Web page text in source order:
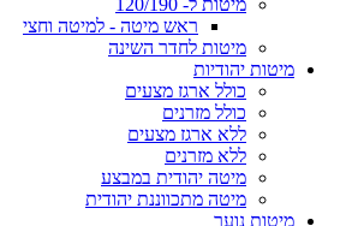
מיטות ל- 120/190
ראש מיטה - למיטה וחצי
מיטות לחדר השינה
מיטות יהודיות
כולל ארגז מצעים
כולל מזרנים
ללא ארגז מצעים
ללא מזרנים
מיטה יהודית במבצע
מיטה מתכווננת יהודית
מיטות נוער